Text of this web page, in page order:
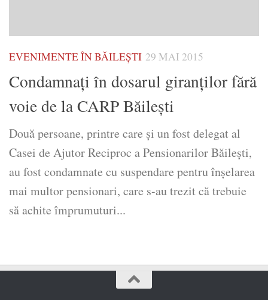
EVENIMENTE ÎN BĂILEȘTI 29 MAI 2015
Condamnați în dosarul giranților fără
voie de la CARP Băileşti
Două persoane, printre care și un fost delegat al
Casei de Ajutor Reciproc a Pensionarilor Băileşti,
au fost condamnate cu suspendare pentru înșelarea
mai multor pensionari, care s-au trezit că trebuie
să achite împrumuturi...